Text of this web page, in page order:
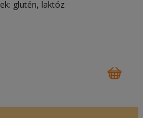
glutén, laktóz